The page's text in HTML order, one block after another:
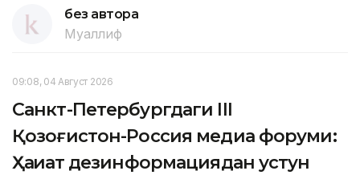
без автора
Муаллиф
09:08, 04 Август 2026
Санкт-Петербургдаги III
Қозоғистон-Россия медиа форуми:
Ҳақиқат дезинформациядан устун